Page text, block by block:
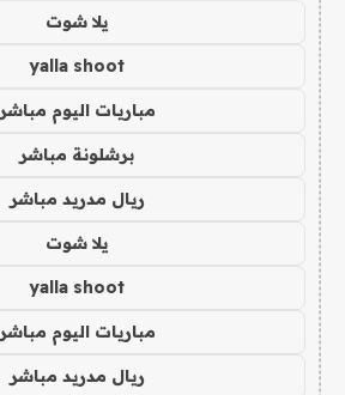
يلا شوت
yalla shoot
مباريات اليوم مباشر
برشلونة مباشر
ريال مدريد مباشر
يلا شوت
yalla shoot
مباريات اليوم مباشر
ريال مدريد مباشر